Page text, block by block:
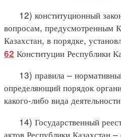
12) конституционный
вопросам, предусмотренным
Казахстан, в порядке,
62 Конституции Республики
13) правила –
определяющий порядок
какого-либо вида
14) Государственный
актов Республики Казахстан